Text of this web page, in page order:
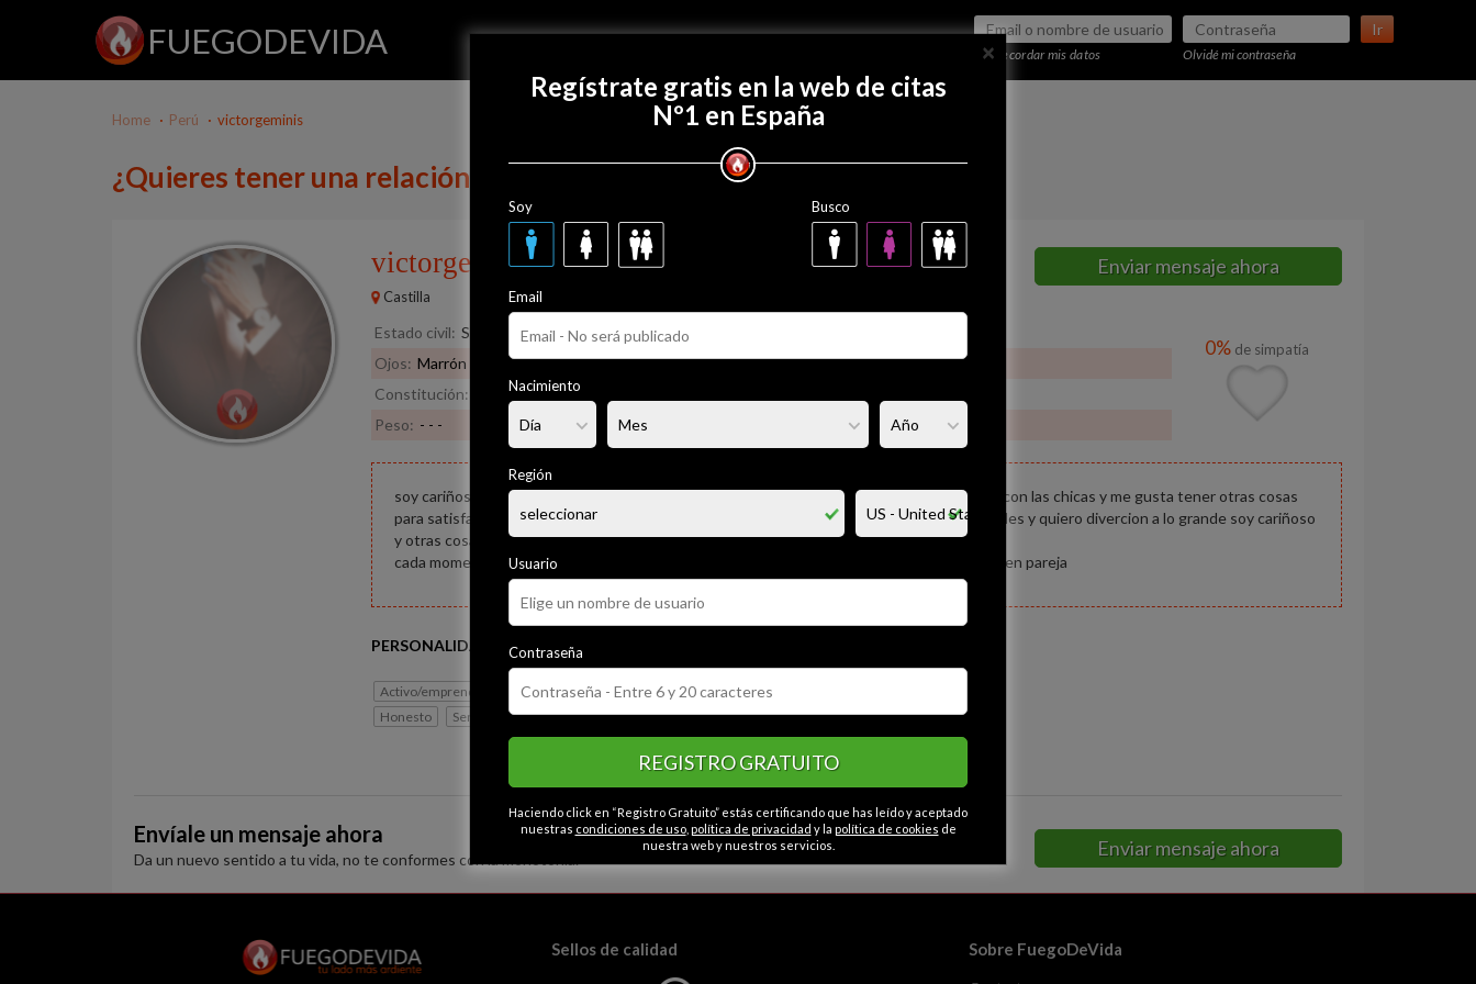
FUEGODEVIDA Ir
Recordar mis datos Olvidé mi contraseña
Regístrate gratis
Home Perú victorgeminis
¿Quieres tener una relación con victorgeminis?
victorgeminis29 años
Castilla
Enviar mensaje ahora
Estado civil: Soltero
Ojos: Marrón Pelo: Castaño
Constitución:
Delgado
Peso: - - -
0% de simpatía
soy cariñoso y otras cosas mas que te gusta hacer en mi vida tengo ganas de hacer cosar con las chicas y me gusta tener otras cosas
para satisfacerme m gustan chicas jovencitas para que me satifacan en mis cosas personales y quiero divercion a lo grande soy cariñoso
y otras cosas mas que te gusta hacer en mi vida pra gosar de mi
cada momento en pareja es mágico y saber disfrutar de cada uno es la clave de la felicidad en pareja
PERSONALIDAD
Activo/emprendedor Alegre Tranquilo Cariñoso
Generoso
Honesto
Serio Caballeroso
Envíale un mensaje ahora
Da un nuevo sentido a tu vida, no te conformes con la monotonía. Enviar mensaje ahora
×
Regístrate gratis en la web de citas
Nº1 en España
Soy Busco
Email
Nacimiento
Región
Usuario
Contraseña
REGISTRO GRATUITO
Haciendo click en “Registro Gratuito” estás certificando que has leído y aceptado
nuestras condiciones de uso, política de privacidad y la política de cookies de
nuestra web y nuestros servicios.
Sellos de calidad Sobre FuegoDeVida